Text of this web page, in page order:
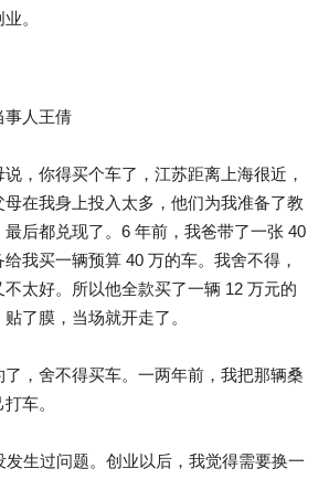
。
事人王倩
，你得买个车了，江苏距离上海很近，
母在我身上投入太多，他们为我准备了教
后都兑现了。6 年前，我爸带了一张 40
我买一辆预算 40 万的车。我舍不得，
太好。所以他全款买了一辆 12 万元的
了膜，当场就开走了。
，舍不得买车。一两年前，我把那辆桑
车。
发生过问题。创业以后，我觉得需要换一